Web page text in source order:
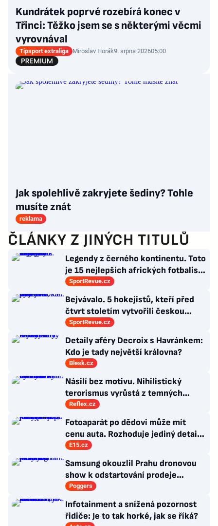
Kundrátek poprvé rozebírá konec v
Třinci: Těžko jsem se s některými věcmi
vyrovnával
Tipsport extraliga Miroslav Horák9. srpna 202605:00
Jak spolehlivě zakryjete šediny? Tohle
musíte znát
reklama
ČLÁNKY Z JINÝCH TITULŮ
Legendy z černého kontinentu. Toto
je 15 nejlepších afrických fotbalistů
všech dob
SportRevue.cz
Bejvávalo. 5 hokejistů, kteří před
čtvrt stoletím vytvořili českou
kolonii v Ottawě
SportRevue.cz
Detaily aféry Decroix s Havránkem:
Kdo je tady největší královna?
Blesk.cz
Násilí bez motivu. Nihilistický
terorismus vyrůstá z temných
koutů internetu a míří i na malé děti
Reflex.cz
Fotoaparát po dědovi může mít
cenu auta. Rozhoduje jediný detail,
který lehce přehlédnete
E15.cz
Samsung okouzlil Prahu dronovou
show k odstartování prodeje
nových produktů
Poggers
Infotainment a snížená pozornost
řidiče: Je to tak horké, jak se říká?